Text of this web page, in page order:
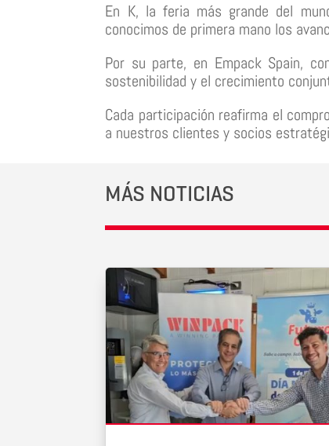
En K, la feria más grande del
conocimos de primera mano los
Por su parte, en Empack Spain,
sostenibilidad y el crecimiento
Cada participación reafirma el
a nuestros clientes y socios
MÁS NOTICIAS